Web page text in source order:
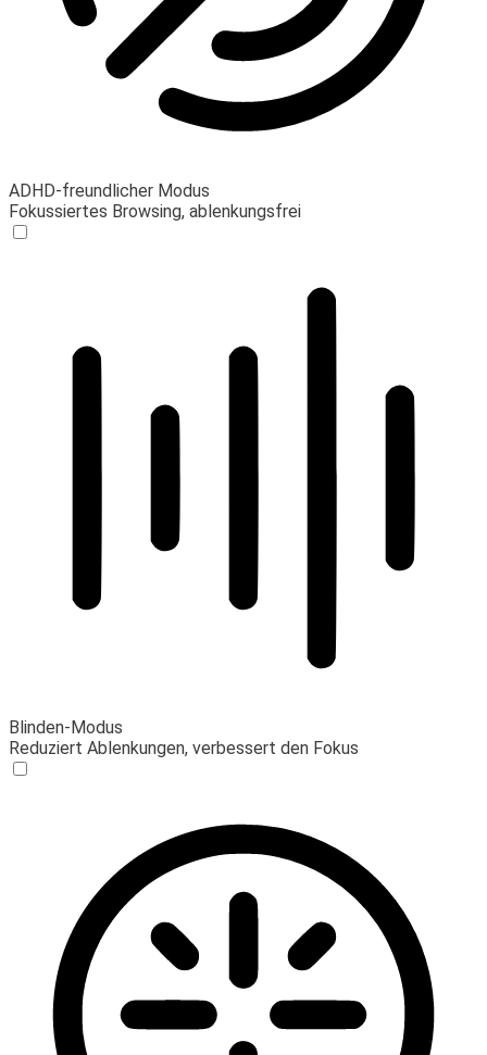
ADHD-freundlicher Modus
Fokussiertes Browsing, ablenkungsfrei
Blinden-Modus
Reduziert Ablenkungen, verbessert den Fokus